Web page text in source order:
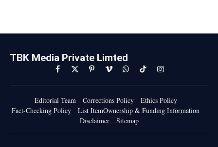
TBK Media Private Limted
Facebook
X
(Twitter)
PinterestVimeoWhatsAppTikTokInstagram
Editorial Team Corrections Policy
Ethics Policy
Fact-Checking Policy
List ItemOwnership & Funding Information
Disclaimer
Sitemap